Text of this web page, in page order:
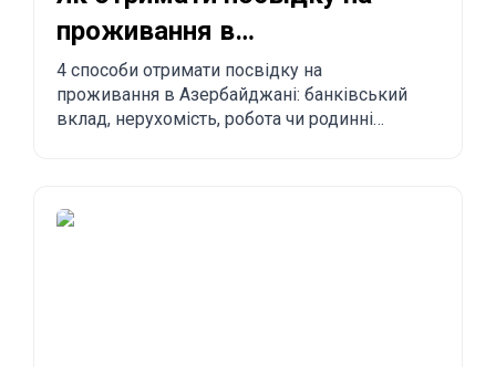
проживання в
Азербайджані? 4 способи
легалізуватися
4 способи отримати посвідку на
проживання в Азербайджані: банківський
вклад, нерухомість, робота чи родинні